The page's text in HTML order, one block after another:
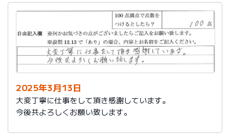
2025年3月13日
大変丁寧に仕事をして頂き感謝しています。
今後共よろしくお願い致します。